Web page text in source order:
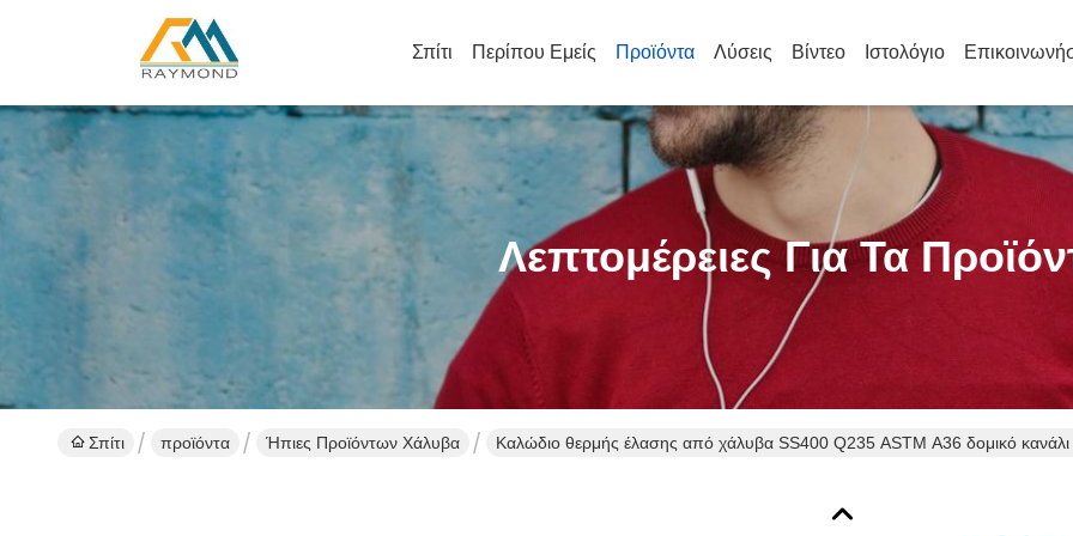
Σπίτι Περίπου Εμείς Προϊόντα Λύσεις Βίντεο Ιστολόγιο
Λεπτομέρειες Για Τα
Σπίτι προϊόντα Ήπιες Προϊόντων Χάλυβα Καλώδιο θερμής έλασης από χάλυβα SS400 Q235 ASTM A36 δομικό κανάλι